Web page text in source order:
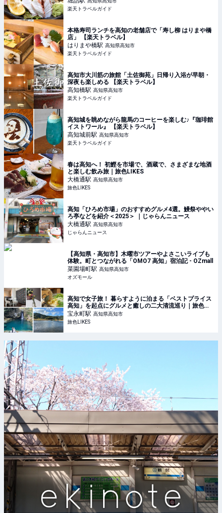
楽天トラベルガイド
本格寿司ランチを高知の老舗店で「寿し柳 はりまや橋
店」 【楽天トラベル】
はりまや橋駅 高知県高知市
楽天トラベルガイド
高知市大川筋の旅館「土佐御苑」日帰り入浴が早朝・
深夜も楽しめる 【楽天トラベル】
高知橋駅 高知県高知市
楽天トラベルガイド
高知城を眺めながら龍馬のコーヒーを楽しむ♪『珈琲館
イストワール』 【楽天トラベル】
高知城前駅 高知県高知市
楽天トラベルガイド
春は高知へ！ 初鰹を市場で、酒蔵で、さまざまな地酒
と楽しむ飲み旅｜旅色LIKES
大橋通駅 高知県高知市
旅色LIKES
高知「ひろめ市場」のおすすめグルメ4選。鰻祭ややい
ろ亭などを紹介＜2025＞ ｜じゃらんニュース
大橋通駅 高知県高知市
じゃらんニュース
【高知県・高知市】木曜市ツアーやよさこいライブも
体験。町とつながれる「OMO7 高知」宿泊記 - OZmall
菜園場町駅 高知県高知市
オズモール
高知で女子旅！ 暮らすように泊まる「ベストプライス
高知」を起点にグルメと癒しの二大清流巡り｜旅色
LIKES
宝永町駅 高知県高知市
旅色LIKES